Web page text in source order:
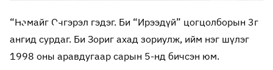
“Намайг Очгэрэл гэдэг. Би “Ирээдүй” цогцолборын 3г
ангид сурдаг. Би Зориг ахад зориулж, ийм нэг шүлэг
1998 оны аравдугаар сарын 5-нд бичсэн юм.